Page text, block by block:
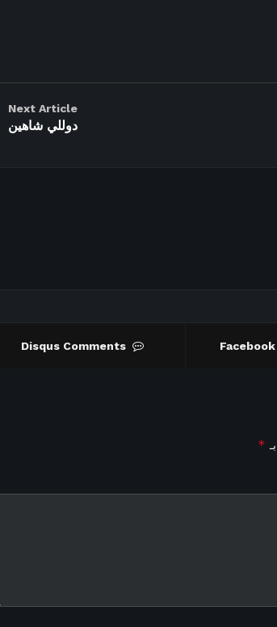
Next Article
دوللي شاهين
Disqus Comments
*